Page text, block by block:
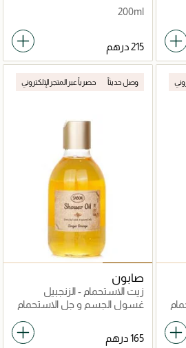
200ml
وصل حديثاً حصرياً عبر المتجر الإلكتروني
صابون
زيت الاستحمام - الزنجبيل
والبرتقال
غسول الجسم و جل الاستحمام